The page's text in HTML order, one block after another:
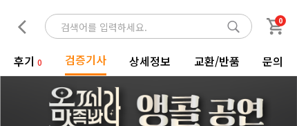
0
후기 0 검증기사 상세정보 교환/반품 문의